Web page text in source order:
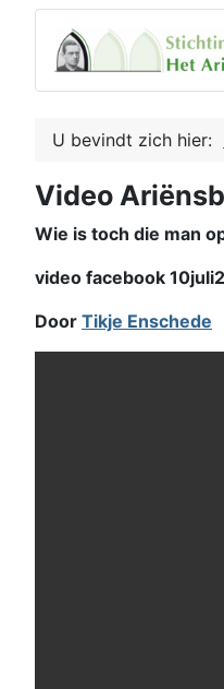
U bevindt zich hier:
Video
Wie is toch die man
video facebook
Door Tikje Enschede